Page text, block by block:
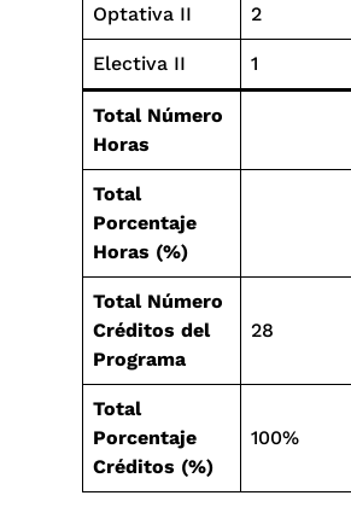
Optativa II 2
Electiva II 1
Total Número
Horas
Total
Porcentaje
Horas (%)
Total Número
Créditos del
Programa
28
Total
Porcentaje
Créditos (%)
100%